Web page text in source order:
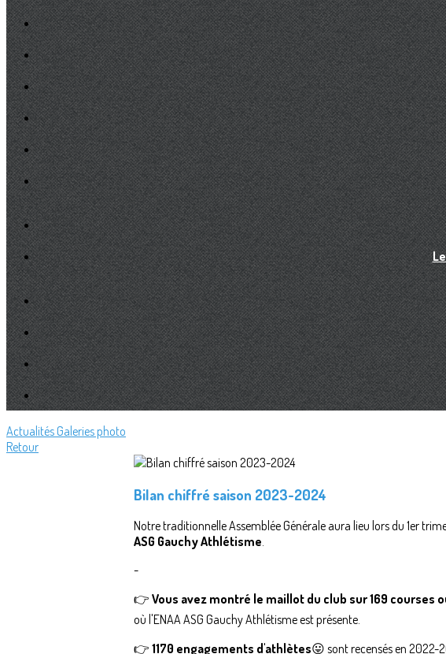
Actualités Galeries photo
Retour
Bilan chiffré saison 2023-2024
Notre traditionnelle Assemblée Générale aura lieu lors du 1er
ASG Gauchy Athlétisme.
-
👉 Vous avez montré le maillot du club sur 169 courses
où l'ENAA ASG Gauchy Athlétisme est présente.
👉 1170 engagements d'athlètes😛 sont recensés en 2022-